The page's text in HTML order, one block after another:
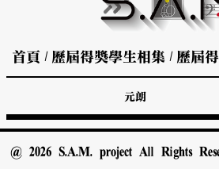
首頁 / 歷屆得獎學生相集 / 歷屆
元朗
@ 2026 S.A.M. project All Rights